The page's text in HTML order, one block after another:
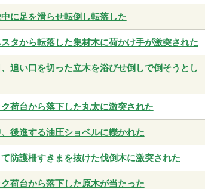
に足を滑らせ転倒し転落した
タから転落した集材木に荷かけ手が激突された
追い口を切った立木を浴びせ倒しで倒そうとし
荷台から落下した丸太に激突された
後進する油圧ショベルに轢かれた
防護柵すきまを抜けた伐倒木に激突された
荷台から落下した原木が当たった